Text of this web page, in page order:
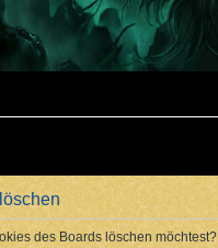
des Boards löschen möchtest?